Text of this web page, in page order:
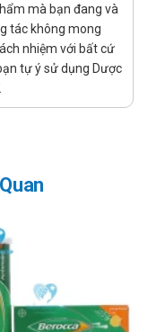
em trên 12 tuổi:
bổ sung Magnesi trước
mà bạn đang và
tác không mong
nhiệm với bất cứ
tự ý sử dụng Dược